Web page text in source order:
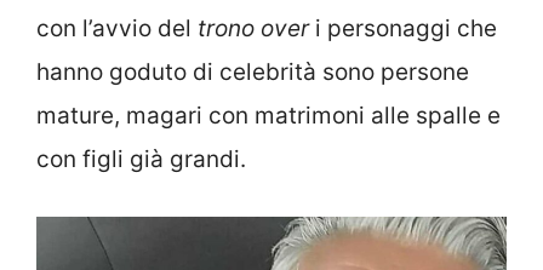
con l’avvio del trono overi personaggi che
hanno goduto di celebrità sono persone
mature, magari con matrimoni alle spalle e
con figli già grandi.